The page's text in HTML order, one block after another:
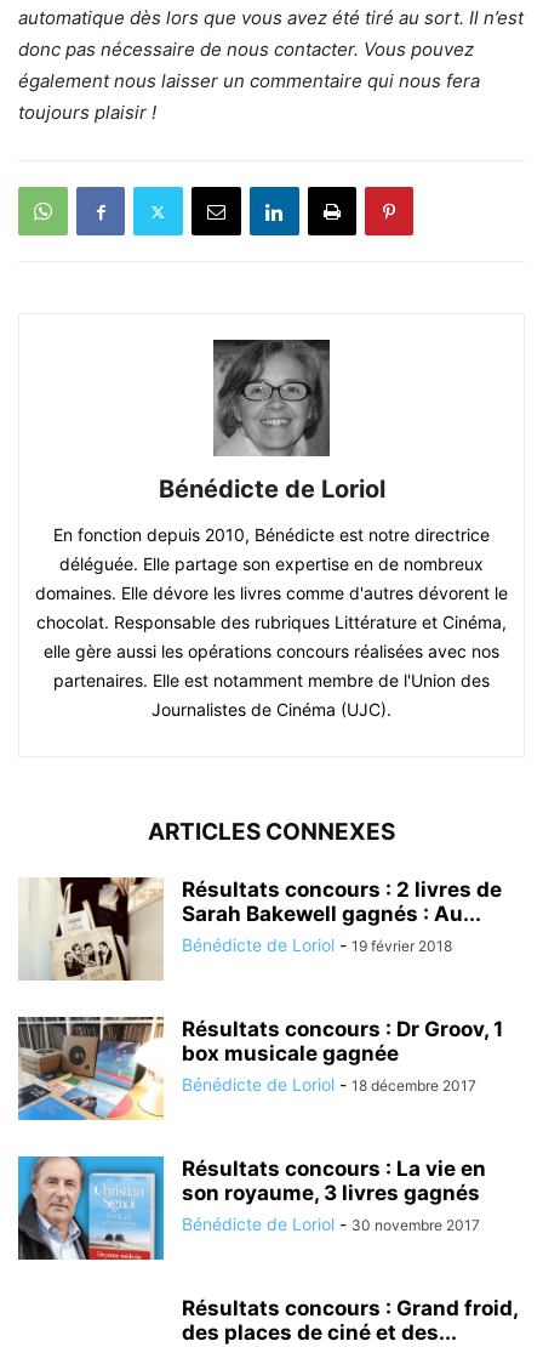
automatique dès lors que vous avez été tiré au sort. Il n’est
donc pas nécessaire de nous contacter. Vous pouvez
également nous laisser un commentaire qui nous fera
toujours plaisir !
Bénédicte de Loriol
En fonction depuis 2010, Bénédicte est notre directrice
déléguée. Elle partage son expertise en de nombreux
domaines. Elle dévore les livres comme d'autres dévorent le
chocolat. Responsable des rubriques Littérature et Cinéma,
elle gère aussi les opérations concours réalisées avec nos
partenaires. Elle est notamment membre de l'Union des
Journalistes de Cinéma (UJC).
ARTICLES CONNEXES
Résultats concours : 2 livres de
Sarah Bakewell gagnés : Au...
Bénédicte de Loriol - 19 février 2018
Résultats concours : Dr Groov, 1
box musicale gagnée
Bénédicte de Loriol - 18 décembre 2017
Résultats concours : La vie en
son royaume, 3 livres gagnés
Bénédicte de Loriol - 30 novembre 2017
Résultats concours : Grand froid,
des places de ciné et des...